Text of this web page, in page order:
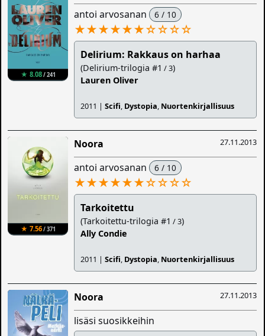
★ 8.08/ 241
antoi arvosanan 6 / 10
★★★★★★☆☆☆☆
Delirium: Rakkaus on harhaa
(Delirium-trilogia #1 / 3)
Lauren Oliver
2011 |Scifi, Dystopia, Nuortenkirjallisuus
★ 7.56/ 371
27.11.2013
Noora
antoi arvosanan 6 / 10
★★★★★★☆☆☆☆
Tarkoitettu
(Tarkoitettu-trilogia #1 / 3)
Ally Condie
2011 |Scifi, Dystopia, Nuortenkirjallisuus
27.11.2013
Noora
lisäsi suosikkeihin